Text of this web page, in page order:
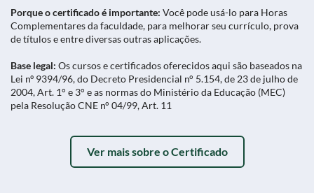
Porque o certificado é importante: Você pode usá-lo para Horas
Complementares da faculdade, para melhorar seu currículo, prova
de títulos e entre diversas outras aplicações.
Base legal: Os cursos e certificados oferecidos aqui são baseados na
Lei nº 9394/96, do Decreto Presidencial n° 5.154, de 23 de julho de
2004, Art. 1° e 3° e as normas do Ministério da Educação (MEC)
pela Resolução CNE n° 04/99, Art. 11
Ver mais sobre o Certificado